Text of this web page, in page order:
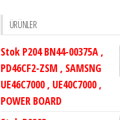
ÜRÜNLER
Stok P204 BN44-00375A ,
PD46CF2-ZSM , SAMSNG
UE46C7000 , UE40C7000 ,
POWER BOARD